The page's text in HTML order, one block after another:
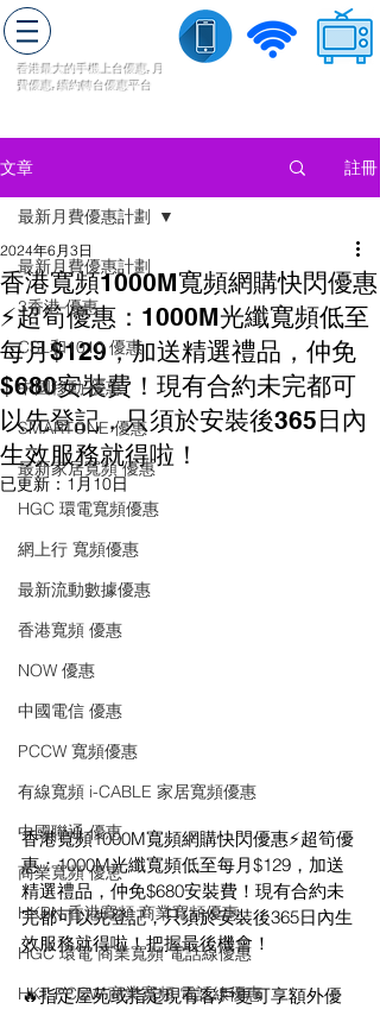
香港最大的手機上台優惠, 月
費優惠,續約轉台優惠平台
文章 註冊
最新月費優惠計劃
3香港 優惠
CSL和1010 優惠
中國移動 優惠
SMARTONE 優惠
最新家居寬頻 優惠
HGC 環電寬頻優惠
網上行 寬頻優惠
最新流動數據優惠
香港寬頻 優惠
NOW 優惠
中國電信 優惠
PCCW 寬頻優惠
有線寬頻 i-CABLE 家居寬頻優惠
中國聯通 優恵
商業寬頻 優恵
HKBN 香港寬頻 商業寬頻優惠
HGC 環電 商業寬頻 電話線優惠
HKT PCCW 商業寬頻 電話線優惠
最新月費優惠計劃
香港寬頻1000M寬頻網購快閃優惠
⚡超筍優惠：1000M光纖寬頻低至
每月$129，加送精選禮品，仲免
$680安裝費！現有合約未完都可
以先登記，只須於安裝後365日內
生效服務就得啦！
2024年6月3日
已更新： 1月10日
香港寬頻1000M寬頻網購快閃優惠⚡超筍優
惠：1000M光纖寬頻低至每月$129，加送
精選禮品，仲免$680安裝費！現有合約未
完都可以先登記，只須於安裝後365日內生
效服務就得啦！把握最後機會！
🔥指定屋苑或指定現有客戶更可享額外優